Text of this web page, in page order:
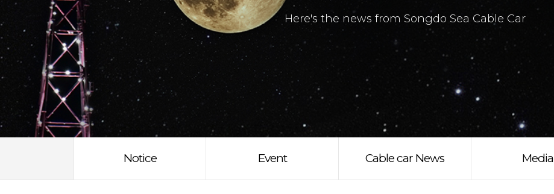
Here's the news from Songdo Sea Cable Car
Notice Event Cable car News Media